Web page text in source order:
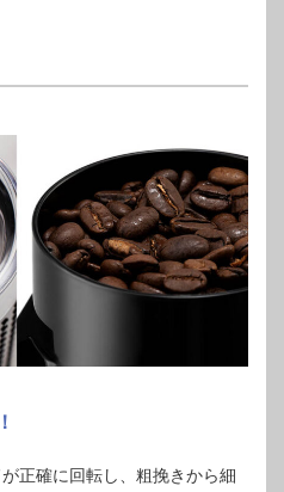
正確に回転し、粗挽きから細